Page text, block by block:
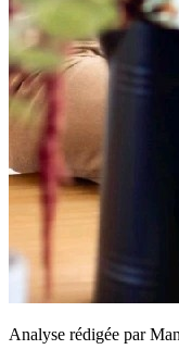
Analyse rédigée par